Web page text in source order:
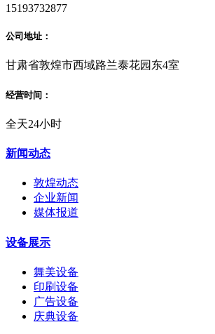
15193732877
公司地址：
甘肃省敦煌市西域路兰泰花园东4室
经营时间：
全天24小时
新闻动态
敦煌动态
企业新闻
媒体报道
设备展示
舞美设备
印刷设备
广告设备
庆典设备